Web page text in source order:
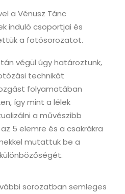
a Vénusz Tánc
induló csoportjai és
a fotósorozatot.
végül úgy határoztunk,
technikát
folyamatában
így mint a lélek
a művészibb
5 elemre és a csakrákra
mutattuk be a
sorozatban semleges